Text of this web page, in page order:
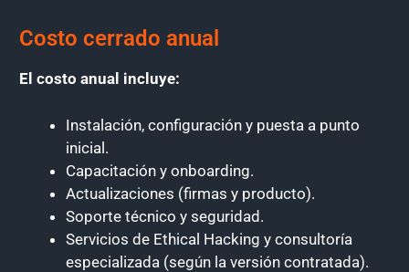
Costo cerrado anual
El costo anual incluye:
Instalación, configuración y puesta a punto
inicial.
Capacitación y onboarding.
Actualizaciones (firmas y producto).
Soporte técnico y seguridad.
Servicios de Ethical Hacking y consultoría
especializada (según la versión contratada).